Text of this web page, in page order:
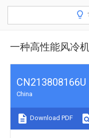
一种高性能风冷
CN213808166U
China
Download PDF